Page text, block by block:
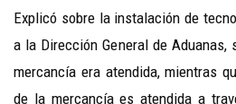
Explicó sobre la instalación de
a la Dirección General de
mercancía era atendida, mientras
de la mercancía es atendida a